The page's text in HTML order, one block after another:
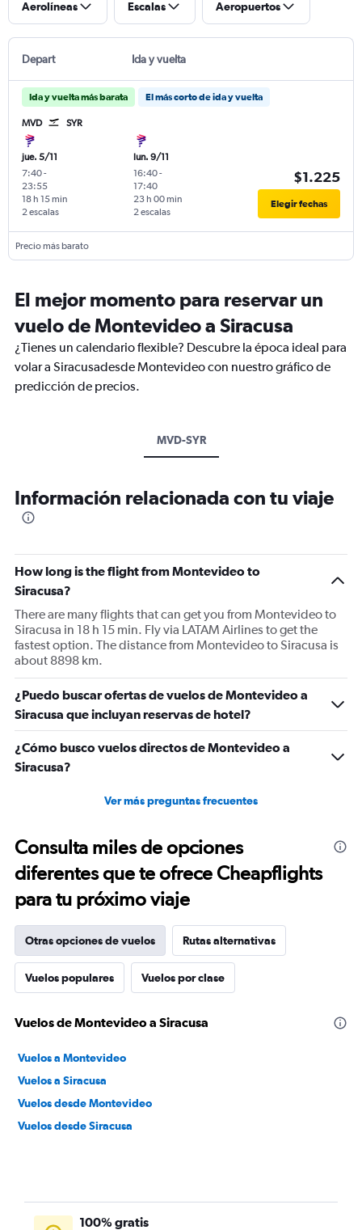
Aerolíneas Escalas Aeropuertos
Depart Ida y vuelta
Ida y vuelta más barata El más corto de ida y vuelta
MVD SYR
jue. 5/11
7:40-
23:55
2 escalas
18 h 15 min
lun. 9/11
16:40-
17:40
2 escalas
23 h 00 min
$1.225
Elegir fechas
Precio más barato
El mejor momento para reservar un
vuelo de Montevideo a Siracusa
¿Tienes un calendario flexible? Descubre la época ideal para
volar a Siracusadesde Montevideo con nuestro gráfico de
predicción de precios.
MVD-SYR
Información relacionada con tu viaje
How long is the flight from Montevideo to
Siracusa?
There are many flights that can get you from Montevideo to
Siracusa in 18 h 15 min. Fly via LATAM Airlines to get the
fastest option. The distance from Montevideo to Siracusa is
about 8898 km.
¿Puedo buscar ofertas de vuelos de Montevideo a
Siracusa que incluyan reservas de hotel?
¿Cómo busco vuelos directos de Montevideo a
Siracusa?
Ver más preguntas frecuentes
Consulta miles de opciones
diferentes que te ofrece Cheapflights
para tu próximo viaje
Otras opciones de vuelos Rutas alternativas
Vuelos populares Vuelos por clase
Vuelos de Montevideo a Siracusa
Vuelos a Montevideo
Vuelos a Siracusa
Vuelos desde Montevideo
Vuelos desde Siracusa
100% gratis